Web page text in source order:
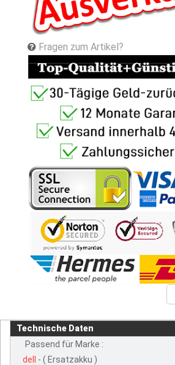
Fragen zum Artikel?
Technische Daten
Passend für Marke :
dell
- ( Ersatzakku )